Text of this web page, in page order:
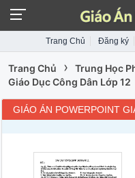
Trang Chủ Đăng ký
Trang Chủ › Trung Học
Giáo Dục Công Dân Lớp 12
GIÁO ÁN POWERPOINT